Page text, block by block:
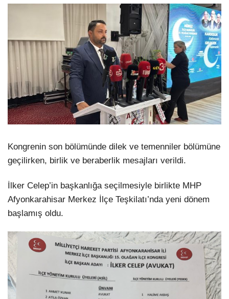
Kongrenin son bölümünde dilek ve temenniler bölümüne
geçilirken, birlik ve beraberlik mesajları verildi.
İlker Celep’in başkanlığa seçilmesiyle birlikte MHP
Afyonkarahisar Merkez İlçe Teşkilatı’nda yeni dönem
başlamış oldu.